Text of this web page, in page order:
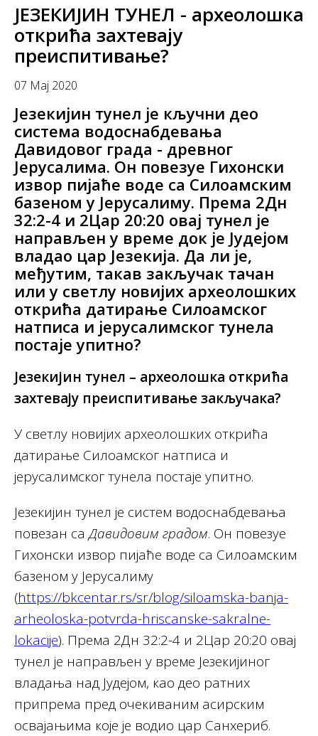
ЈЕЗЕКИЈИН ТУНЕЛ - археолошка
открића захтевају
преиспитивање?
07 Мај 2020
Језекијин тунел је кључни део
система водоснабдевања
Дaвидовог града - древног
Јерусалима. Он повезуе Гихонски
извор пијаће воде са Силоамским
базеном у Јерусалиму. Према 2Дн
32:2-4 и 2Цар 20:20 овај тунел је
направљен у време док је Јудејом
владао цар Језекија. Да ли је,
међутим, такав закључак тачан
или у светлу новијих археолошких
открића датирање Силоамског
натписа и јерусалимског тунела
постаје упитно?
Језекијин тунел – археолошка открића
захтевају преиспитивање закључака?
У светлу новијих археолошких открића
датирање Силоамског натписа и
јерусалимског тунела постаје упитно.
Језекијин тунел је систем водоснабдевања
повезан саДавидовим градом. Он повезуе
Гихонски извор пијаће воде са Силоамским
базеном у Јерусалиму
(https://bkcentar.rs/sr/blog/siloamska-banja-
arheoloska-potvrda-hriscanske-sakralne-
lokacije). Према 2Дн 32:2-4 и 2Цар 20:20 овај
тунел је направљен у време Језекијиног
владања над Јудејом, као део ратних
припрема пред очекиваним асирским
освајањима које је водио цар Санхериб.